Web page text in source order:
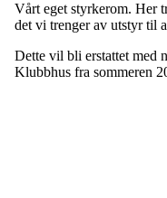
Vårt eget styrkerom. Her
det vi trenger av utstyr til
Dette vil bli erstattet med
Klubbhus fra sommeren